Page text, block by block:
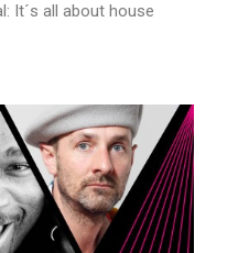
It´s all about house